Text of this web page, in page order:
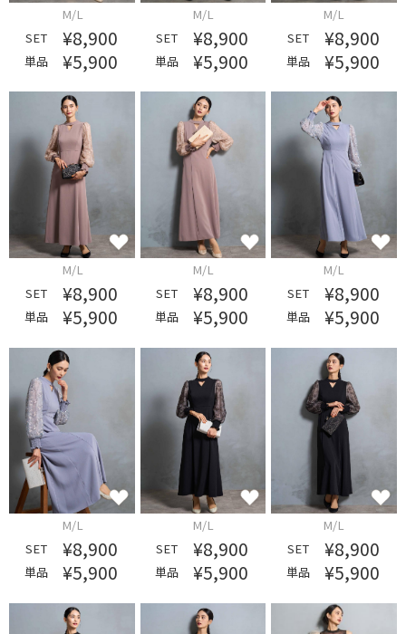
M/L
SET
¥8,900
単品 ¥5,900
M/L
SET
¥8,900
単品 ¥5,900
M/L
SET
¥8,900
単品 ¥5,900
M/L
SET
¥8,900
単品 ¥5,900
M/L
SET
¥8,900
単品 ¥5,900
M/L
SET
¥8,900
単品 ¥5,900
M/L
SET
¥8,900
単品 ¥5,900
M/L
SET
¥8,900
単品 ¥5,900
M/L
SET
¥8,900
単品 ¥5,900